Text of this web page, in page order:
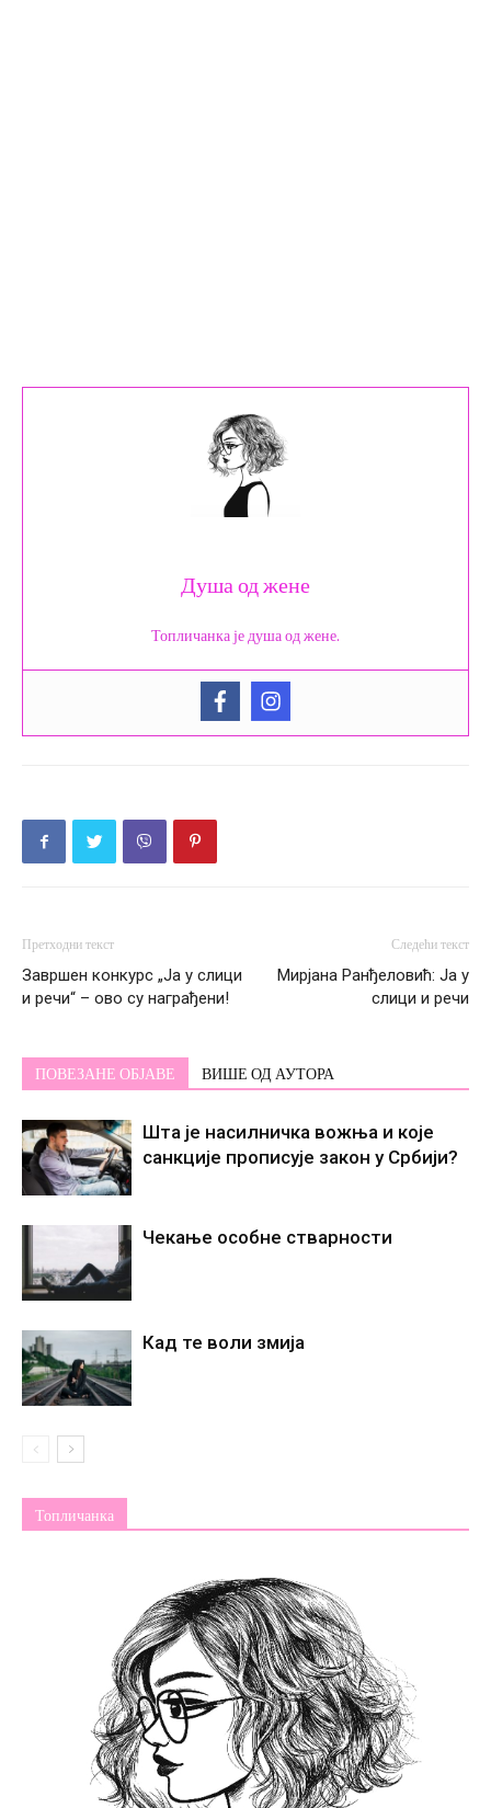
Душа од жене
Топличанка је душа од жене.
Претходни текст
Завршен конкурс „Ја у слици
и речи“ – ово су награђени!
Следећи текст
Мирјана Ранђеловић: Ја у
слици и речи
ПОВЕЗАНЕ ОБЈАВЕ ВИШЕ ОД АУТОРА
Шта је насилничка вожња и које
санкције прописује закон у Србији?
Чекање особне стварности
Кад те воли змија
Топличанка